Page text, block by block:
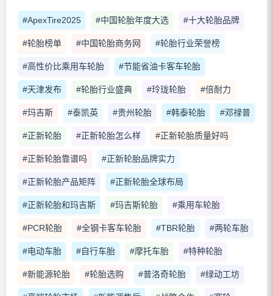
#ApexTire2025 #中国轮胎年度大选 #十大轮胎品牌
#轮胎榜单 #中国轮胎商务网 #轮胎行业荣誉榜
#高性价比乘用车轮胎 #节能省油卡客车轮胎
#天津发布 #轮胎行业盛典 #玲珑轮胎 #倍耐力
#玛吉斯 #泰凯英 #贵州轮胎 #韩泰轮胎 #邓禄普
#正新轮胎 #正新轮胎怎么样 #正新轮胎质量好吗
#正新轮胎靠谱吗 #正新轮胎品牌实力
#正新轮胎产品矩阵 #正新轮胎全球布局
#正新轮胎和玛吉斯 #玛吉斯轮胎 #乘用车轮胎
#PCR轮胎 #全钢卡客车轮胎 #TBR轮胎 #两轮车胎
#电动车胎 #自行车胎 #摩托车胎 #特种轮胎
#新能源轮胎 #轮胎选购 #普洛奇轮胎 #绿动工坊